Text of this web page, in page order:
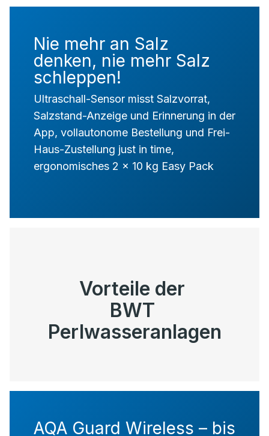
Nie mehr an Salz
denken, nie mehr Salz
schleppen!
Ultraschall-Sensor misst Salzvorrat,
Salzstand-Anzeige und Erinnerung in der
App, vollautonome Bestellung und Frei-
Haus-Zustellung just in time,
ergonomisches 2 x 10 kg Easy Pack
Vorteile der
BWT
Perlwasseranlagen
AQA Guard Wireless – bis